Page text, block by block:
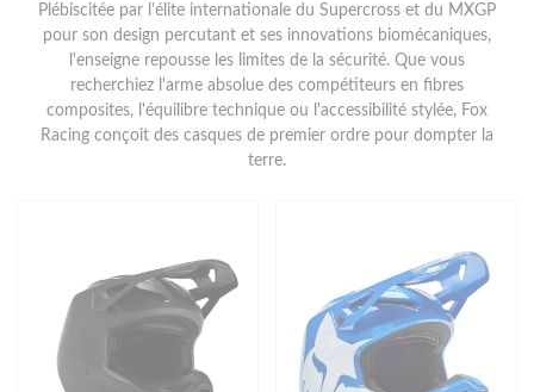
Plébiscitée par l'élite internationale du Supercross et du MXGP
pour son design percutant et ses innovations biomécaniques,
l'enseigne repousse les limites de la sécurité. Que vous
recherchiez l'arme absolue des compétiteurs en fibres
composites, l'équilibre technique ou l'accessibilité stylée, Fox
Racing conçoit des casques de premier ordre pour dompter la
terre.